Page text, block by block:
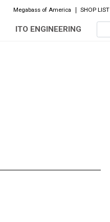
Megabass of America SHOP LIST
ITO ENGINEERING